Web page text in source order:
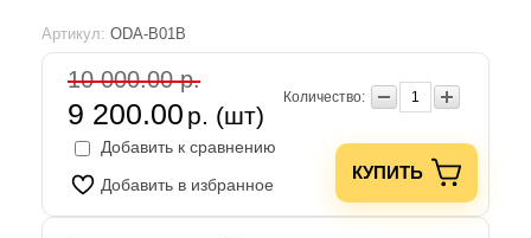
Артикул: ODA-B01В
10 000.00 р.
9 200.00 р. (шт)
Количество:
Добавить к сравнению
Добавить в избранное
КУПИТЬ